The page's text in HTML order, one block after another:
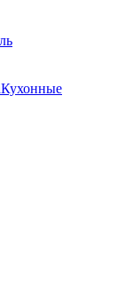
Кухонные